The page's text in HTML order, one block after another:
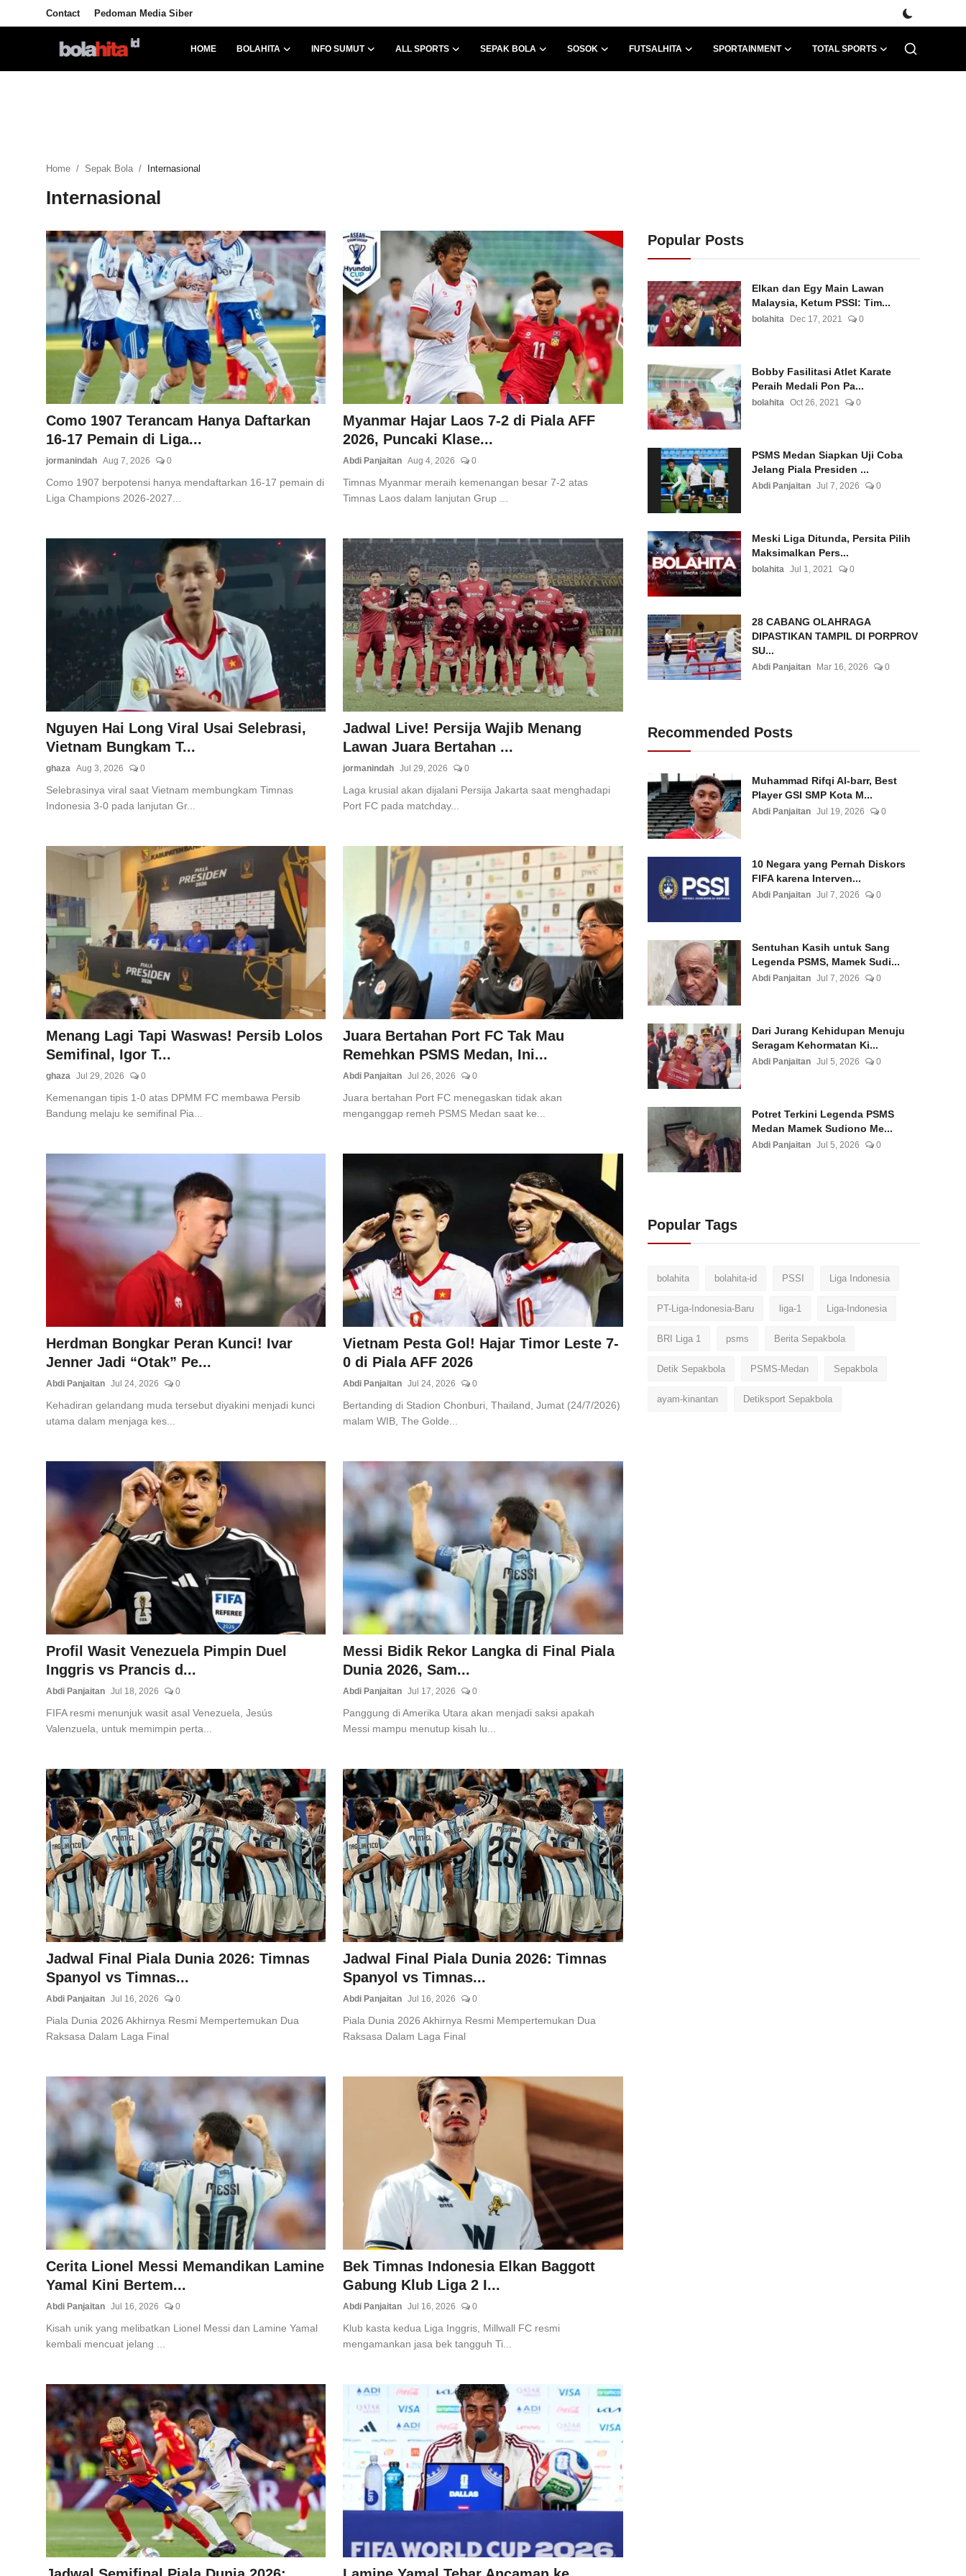
Contact Pedoman Media Siber
HOME BOLAHITA INFO SUMUT ALL SPORTS SEPAK BOLA SOSOK FUTSALHITA SPORTAINMENT TOTAL SPORTS
Futsalhita
Sportainment
Total Sports
Pedoman Media Siber
Home Sepak Bola Internasional
Internasional
Como 1907 Terancam Hanya Daftarkan
16-17 Pemain di Liga...
jormanindah Aug 7, 2026 0
Como 1907 berpotensi hanya mendaftarkan 16-17 pemain di
Liga Champions 2026-2027...
Myanmar Hajar Laos 7-2 di Piala AFF
2026, Puncaki Klase...
Abdi Panjaitan Aug 4, 2026 0
Timnas Myanmar meraih kemenangan besar 7-2 atas
Timnas Laos dalam lanjutan Grup ...
Nguyen Hai Long Viral Usai Selebrasi,
Vietnam Bungkam T...
ghaza Aug 3, 2026 0
Selebrasinya viral saat Vietnam membungkam Timnas
Indonesia 3-0 pada lanjutan Gr...
Jadwal Live! Persija Wajib Menang
Lawan Juara Bertahan ...
jormanindah Jul 29, 2026 0
Laga krusial akan dijalani Persija Jakarta saat menghadapi
Port FC pada matchday...
Menang Lagi Tapi Waswas! Persib Lolos
Semifinal, Igor T...
ghaza Jul 29, 2026 0
Kemenangan tipis 1-0 atas DPMM FC membawa Persib
Bandung melaju ke semifinal Pia...
Juara Bertahan Port FC Tak Mau
Remehkan PSMS Medan, Ini...
Abdi Panjaitan Jul 26, 2026 0
Juara bertahan Port FC menegaskan tidak akan
menganggap remeh PSMS Medan saat ke...
Herdman Bongkar Peran Kunci! Ivar
Jenner Jadi “Otak” Pe...
Abdi Panjaitan Jul 24, 2026 0
Kehadiran gelandang muda tersebut diyakini menjadi kunci
utama dalam menjaga kes...
Vietnam Pesta Gol! Hajar Timor Leste 7-
0 di Piala AFF 2026
Abdi Panjaitan Jul 24, 2026 0
Bertanding di Stadion Chonburi, Thailand, Jumat (24/7/2026)
malam WIB, The Golde...
Profil Wasit Venezuela Pimpin Duel
Inggris vs Prancis d...
Abdi Panjaitan Jul 18, 2026 0
FIFA resmi menunjuk wasit asal Venezuela, Jesús
Valenzuela, untuk memimpin perta...
Messi Bidik Rekor Langka di Final Piala
Dunia 2026, Sam...
Abdi Panjaitan Jul 17, 2026 0
Panggung di Amerika Utara akan menjadi saksi apakah
Messi mampu menutup kisah lu...
Jadwal Final Piala Dunia 2026: Timnas
Spanyol vs Timnas...
Abdi Panjaitan Jul 16, 2026 0
Piala Dunia 2026 Akhirnya Resmi Mempertemukan Dua
Raksasa Dalam Laga Final
Jadwal Final Piala Dunia 2026: Timnas
Spanyol vs Timnas...
Abdi Panjaitan Jul 16, 2026 0
Piala Dunia 2026 Akhirnya Resmi Mempertemukan Dua
Raksasa Dalam Laga Final
Cerita Lionel Messi Memandikan Lamine
Yamal Kini Bertem...
Abdi Panjaitan Jul 16, 2026 0
Kisah unik yang melibatkan Lionel Messi dan Lamine Yamal
kembali mencuat jelang ...
Bek Timnas Indonesia Elkan Baggott
Gabung Klub Liga 2 I...
Abdi Panjaitan Jul 16, 2026 0
Klub kasta kedua Liga Inggris, Millwall FC resmi
mengamankan jasa bek tangguh Ti...
Popular Posts
Elkan dan Egy Main Lawan
Malaysia, Ketum PSSI: Tim...
bolahita Dec 17, 2021 0
Bobby Fasilitasi Atlet Karate
Peraih Medali Pon Pa...
bolahita Oct 26, 2021 0
PSMS Medan Siapkan Uji Coba
Jelang Piala Presiden ...
Abdi Panjaitan Jul 7, 2026 0
Meski Liga Ditunda, Persita Pilih
Maksimalkan Pers...
bolahita Jul 1, 2021 0
28 CABANG OLAHRAGA
DIPASTIKAN TAMPIL DI PORPROV
SU...
Abdi Panjaitan Mar 16, 2026 0
Recommended Posts
Muhammad Rifqi Al-barr, Best
Player GSI SMP Kota M...
Abdi Panjaitan Jul 19, 2026 0
10 Negara yang Pernah Diskors
FIFA karena Interven...
Abdi Panjaitan Jul 7, 2026 0
Sentuhan Kasih untuk Sang
Legenda PSMS, Mamek Sudi...
Abdi Panjaitan Jul 7, 2026 0
Dari Jurang Kehidupan Menuju
Seragam Kehormatan Ki...
Abdi Panjaitan Jul 5, 2026 0
Potret Terkini Legenda PSMS
Medan Mamek Sudiono Me...
Abdi Panjaitan Jul 5, 2026 0
Popular Tags
bolahita bolahita-id PSSI Liga Indonesia
PT-Liga-Indonesia-Baru liga-1 Liga-Indonesia
BRI Liga 1 psms Berita Sepakbola
Detik Sepakbola PSMS-Medan Sepakbola
ayam-kinantan Detiksport Sepakbola